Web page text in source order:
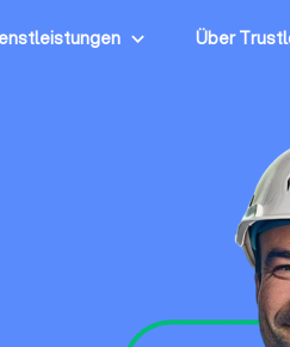
Über